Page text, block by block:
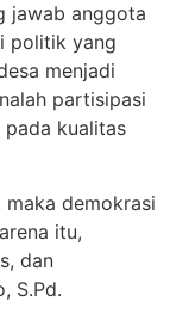
jawab anggota
politik yang
menjadi
partisipasi
kualitas
maka demokrasi
itu,
dan
S.Pd.